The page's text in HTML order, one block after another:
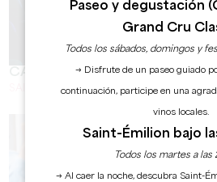
CAFÉ TEATRO
SAINT-EMILION
Paseo y degustación
Grand Cru
Todos los sábados, domingos y
→ Disfrute de un paseo guiado
continuación, participe en una
vinos locales.
Saint-Émilion bajo
Todos los martes a las
→ Al caer la noche, descubra Saint-